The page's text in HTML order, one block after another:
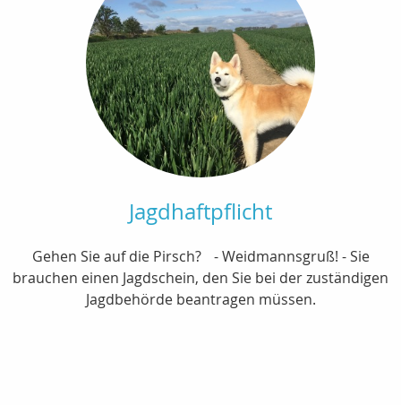
Jagdhaftpflicht
Gehen Sie auf die Pirsch? - Weidmannsgruß! - Sie
brauchen einen Jagdschein, den Sie bei der zuständigen
Jagdbehörde beantragen müssen.